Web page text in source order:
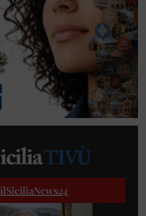
ilSiciliaNews24